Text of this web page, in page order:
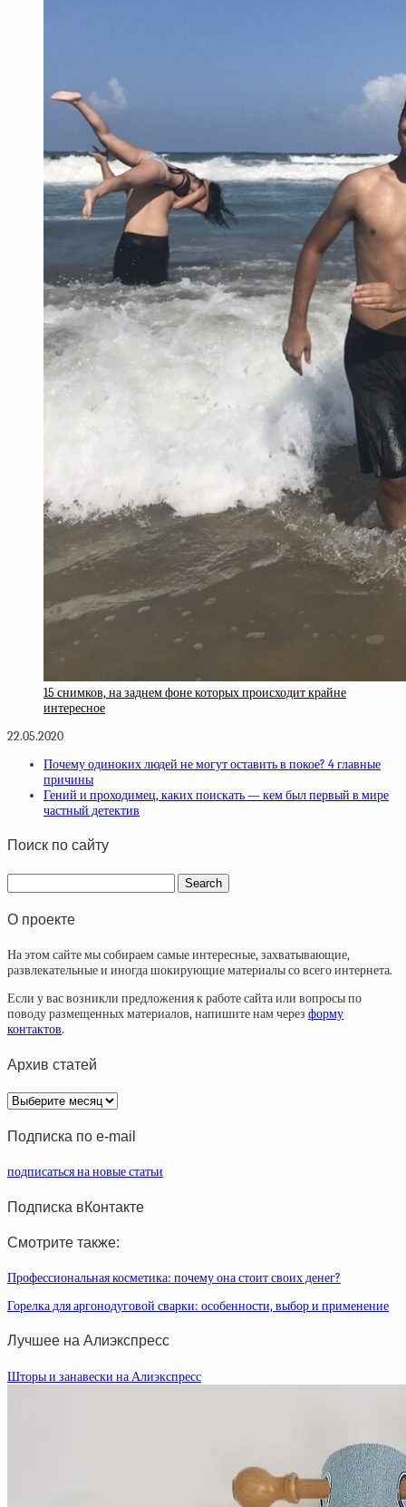
15 снимков, на заднем фоне которых происходит крайне
интересное
22.05.2020
Почему одиноких людей не могут оставить в покое? 4 главные
причины
Гений и проходимец, каких поискать — кем был первый в мире
частный детектив
Поиск по сайту
О проекте
На этом сайте мы собираем самые интересные, захватывающие,
развлекательные и иногда шокирующие материалы со всего интернета.
Если у вас возникли предложения к работе сайта или вопросы по
поводу размещенных материалов, напишите нам через форму
контактов.
Архив статей
Архив
статей
Подписка по e-mail
подписаться на новые статьи
Подписка вКонтакте
Смотрите также:
Профессиональная косметика: почему она стоит своих денег?
Горелка для аргонодуговой сварки: особенности, выбор и применение
Лучшее на Алиэкспресс
Шторы и занавески на Алиэкспресс